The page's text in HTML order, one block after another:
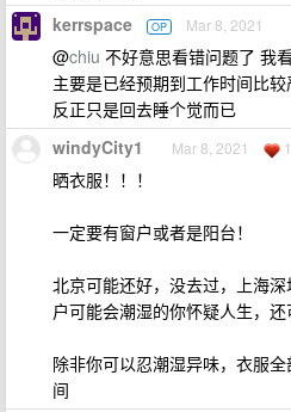
kerrspace OP Mar 8, 2021
@chiu 不好意思看错问题了 我
主要是已经预期到工作时间比
反正只是回去睡个觉而已
windyCity1 Mar 8, 2021 1
晒衣服！！！
一定要有窗户或者是阳台！
北京可能还好，没去过，上海
户可能会潮湿的你怀疑人生，还
除非你可以忍潮湿异味，衣服
间